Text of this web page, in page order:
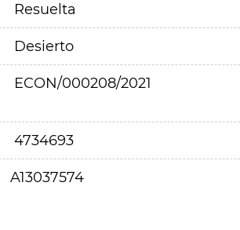
Resuelta
Desierto
ECON/000208/2021
4734693
A13037574